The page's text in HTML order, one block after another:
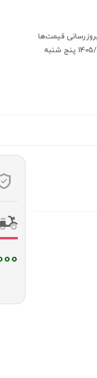
قیمت‌ها
پنج شنبه